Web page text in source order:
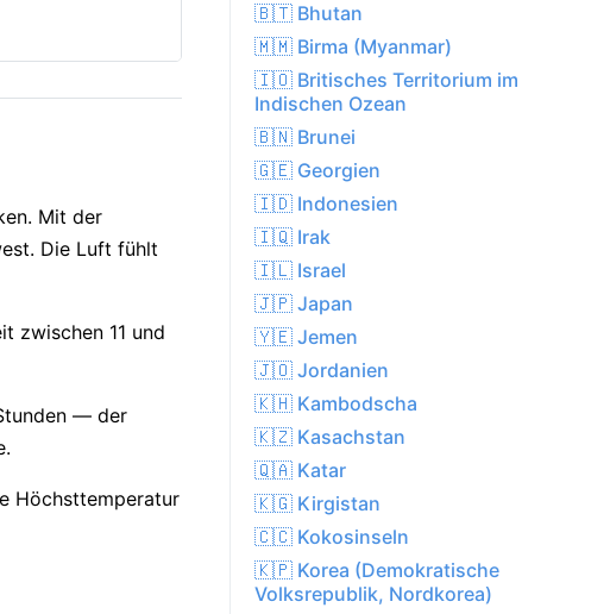
Mit der
Die Luft fühlt
zwischen 11 und
— der
Höchsttemperatur
🇧🇹 Bhutan
🇲🇲 Birma (Myanmar)
🇮🇴 Britisches Territorium im
Indischen Ozean
🇧🇳 Brunei
🇬🇪 Georgien
🇮🇩 Indonesien
🇮🇶 Irak
🇮🇱 Israel
🇯🇵 Japan
🇾🇪 Jemen
🇯🇴 Jordanien
🇰🇭 Kambodscha
🇰🇿 Kasachstan
🇶🇦 Katar
🇰🇬 Kirgistan
🇨🇨 Kokosinseln
🇰🇵 Korea (Demokratische
Volksrepublik, Nordkorea)